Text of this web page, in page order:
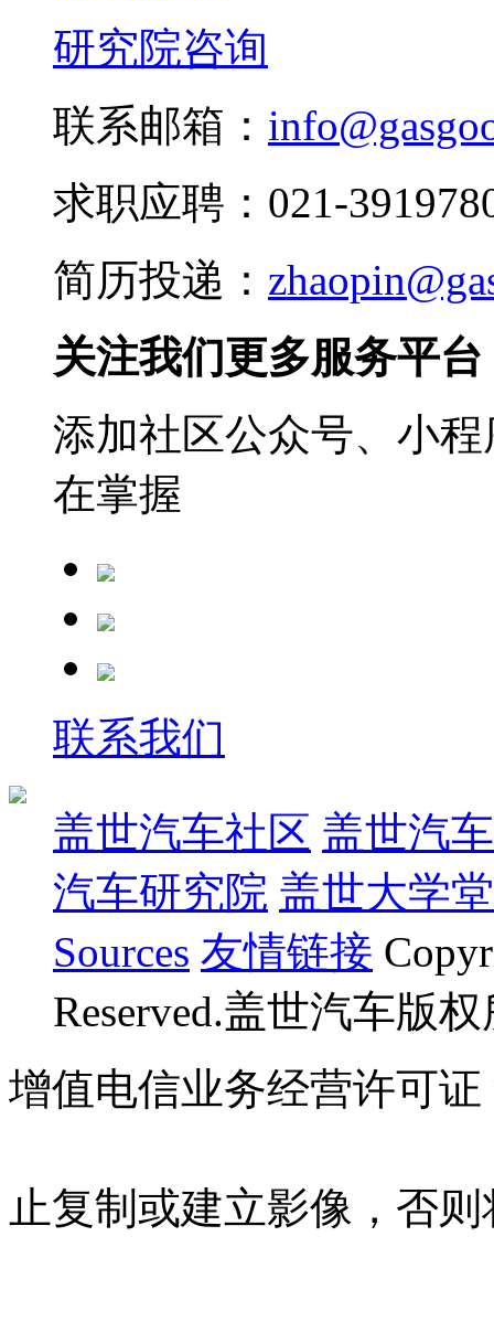
研究院咨询
联系邮箱：
求职应聘：021-
简历投递：
关注我们更多服务平台
添加社区公众号、小
在掌握
联系我们
盖世汽车社区 盖世汽
汽车研究院 盖世大学堂
Sources 友情链接
Reserved.盖世汽车版
增值电信业务经营许可证
止复制或建立影像，否